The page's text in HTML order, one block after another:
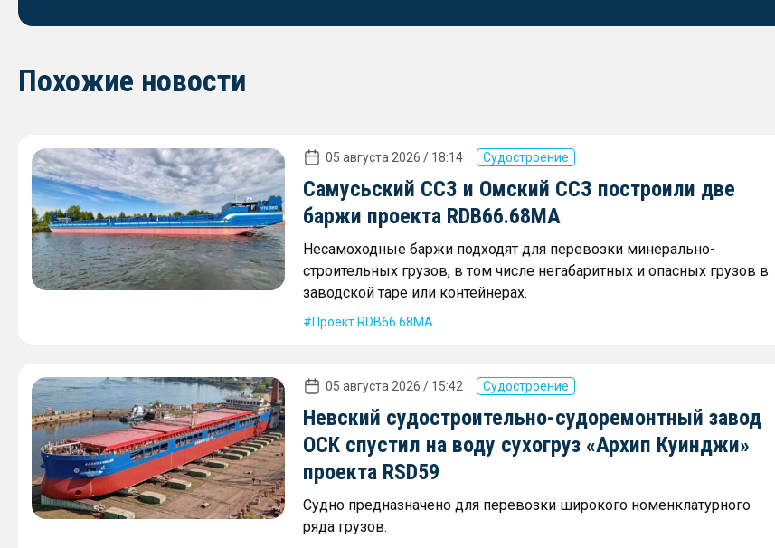
Похожие новости
05 августа 2026 / 18:14 Судостроение
Самусьский ССЗ и Омский ССЗ построили две
баржи проекта RDB66.68МА
Несамоходные баржи подходят для перевозки минерально-
строительных грузов, в том числе негабаритных и опасных грузов в
заводской таре или контейнерах.
Проект RDB66.68МА
05 августа 2026 / 15:42 Судостроение
Невский судостроительно-судоремонтный завод
ОСК спустил на воду сухогруз «Архип Куинджи»
проекта RSD59
Судно предназначено для перевозки широкого номенклатурного
ряда грузов.